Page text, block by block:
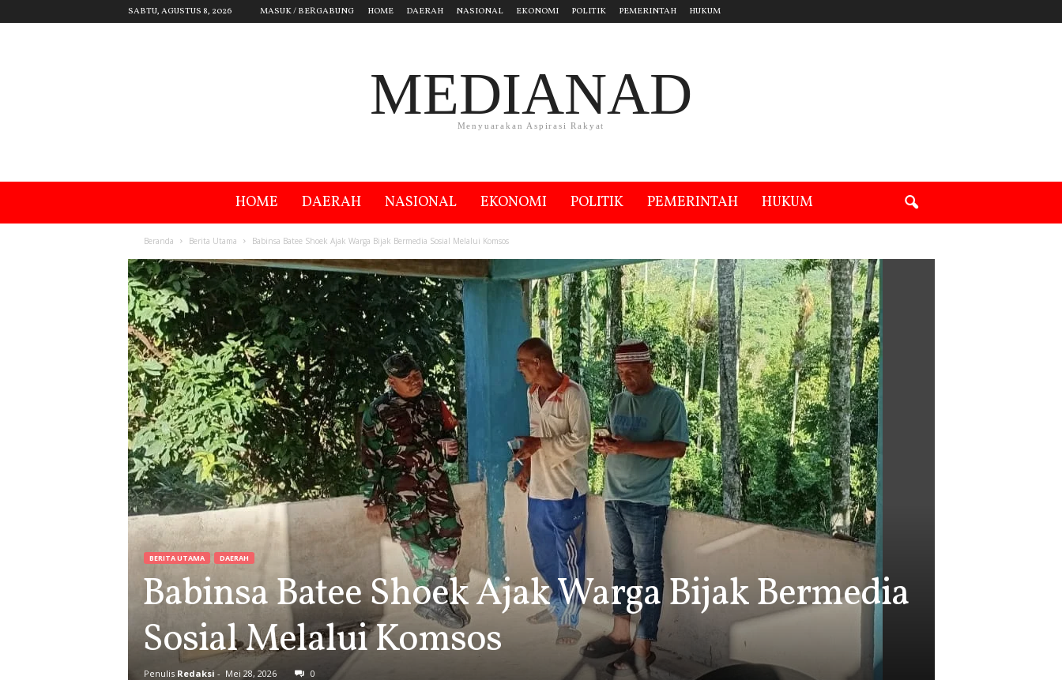
SABTU, AGUSTUS 8, 2026 MASUK / BERGABUNG HOME DAERAH NASIONAL EKONOMI POLITIK PEMERINTAH HUKUM
MEDIANAD
Menyuarakan Aspirasi Rakyat
HOME DAERAH NASIONAL EKONOMI POLITIK PEMERINTAH HUKUM
Beranda Berita Utama Babinsa Batee Shoek Ajak Warga Bijak Bermedia Sosial Melalui Komsos
BERITA UTAMA DAERAH
Babinsa Batee Shoek Ajak Warga Bijak Bermedia
Sosial Melalui Komsos
Penulis Redaksi - Mei 28, 2026 0